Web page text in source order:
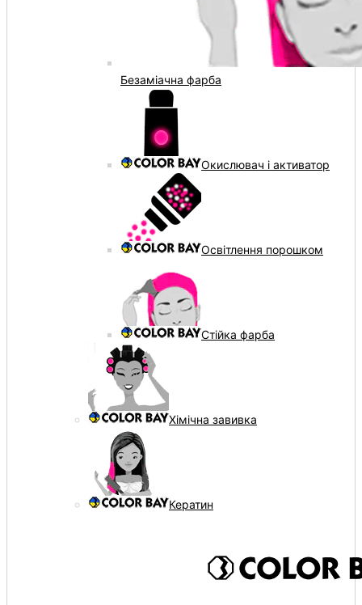
Безаміачна фарба
Окислювач і активатор
Освітлення порошком
Стійка фарба
Хімічна завивка
Кератин